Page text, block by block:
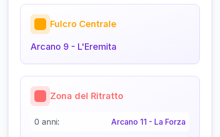
Fulcro Centrale
Arcano 9 - L'Eremita
Zona del Ritratto
0 anni: Arcano 11 - La Forza